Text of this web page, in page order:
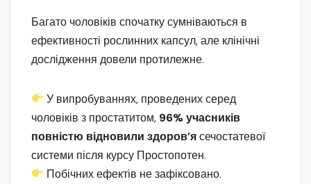
Багато чоловіків спочатку сумніваються в
ефективності рослинних капсул, але клінічні
дослідження довели протилежне.
У випробуваннях, проведених серед
чоловіків з простатитом, 96% учасників
повністю відновили здоров’ясечостатевої
системи після курсу Простопотен.
Побічних ефектів не зафіксовано.